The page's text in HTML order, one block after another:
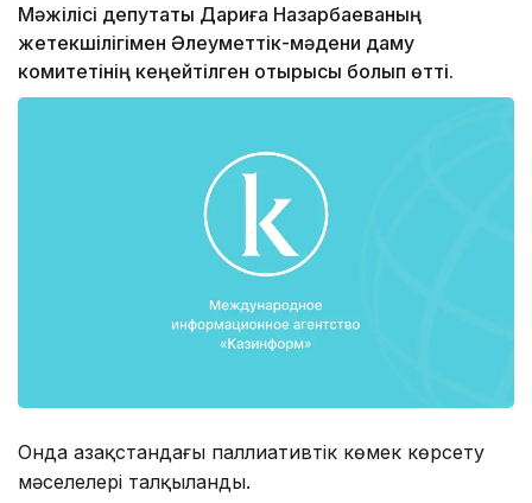
Мәжілісі депутаты Дариға Назарбаеваның
жетекшілігімен Әлеуметтік-мәдени даму
комитетінің кеңейтілген отырысы болып өтті.
Онда Қазақстандағы паллиативтік көмек көрсету
мәселелері талқыланды.